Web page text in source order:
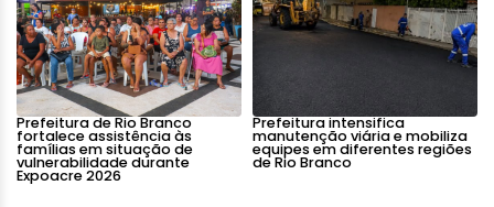
Prefeitura de Rio Branco
fortalece assistência às
famílias em situação de
vulnerabilidade durante
Expoacre 2026
Prefeitura intensifica
manutenção viária e mobiliza
equipes em diferentes regiões
de Rio Branco